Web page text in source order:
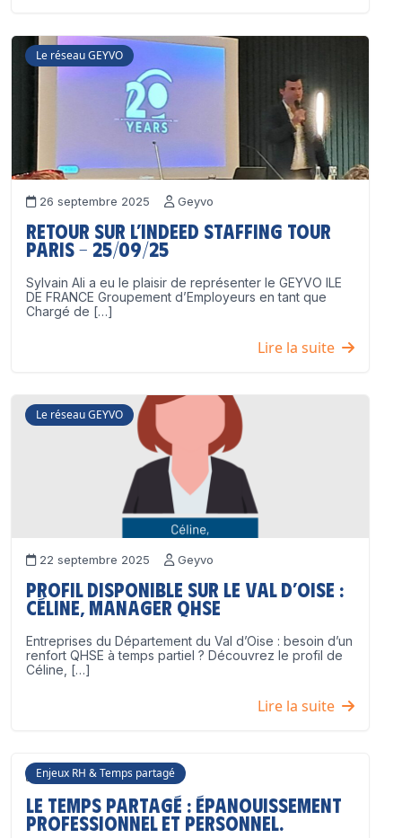
Le réseau GEYVO
26 septembre 2025 Geyvo
Retour sur l’Indeed Staffing Tour
Paris – 25/09/25
Sylvain Ali a eu le plaisir de représenter le GEYVO ILE
DE FRANCE Groupement d’Employeurs en tant que
Chargé de […]
Lire la suite
Le réseau GEYVO
22 septembre 2025 Geyvo
Profil disponible sur le Val d’Oise :
Céline, Manager QHSE
Entreprises du Département du Val d’Oise : besoin d’un
renfort QHSE à temps partiel ? Découvrez le profil de
Céline, […]
Lire la suite
Enjeux RH & Temps partagé
17 juillet 2025 Geyvo
Le temps partagé : épanouissement
professionnel ET personnel.